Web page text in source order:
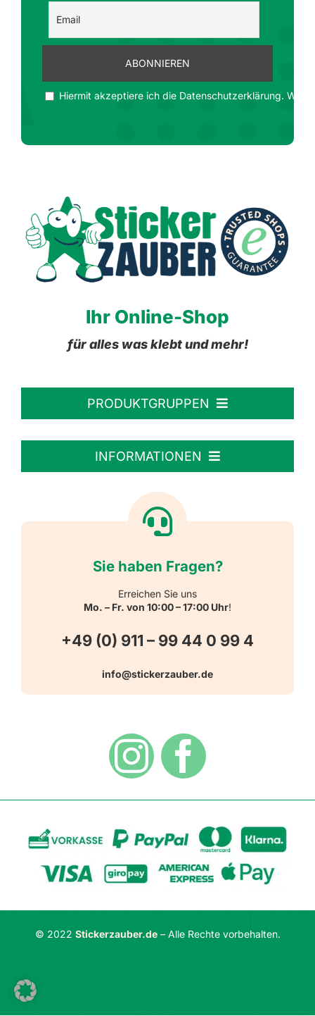
Hiermit akzeptiere ich die Datenschutzerklärung. Wir
Ihr Online-Shop
für alles was klebt und mehr!
PRODUKTGRUPPEN
Personalisierte Aufkleber
Reflektierende Aufkleber
Warn-, Gebots-, Verbots- und
Hinweisaufkleber
INFORMATIONEN
Versandarten
Widerrufsbelehrung
AGB
Datenschutzerklärung
Sie haben Fragen?
Erreichen Sie uns
Mo. – Fr. von 10:00 – 17:00 Uhr!
+49 (0) 911 – 99 44 0 99 4
info@stickerzauber.de
© 2022 Stickerzauber.de– Alle Rechte vorbehalten.